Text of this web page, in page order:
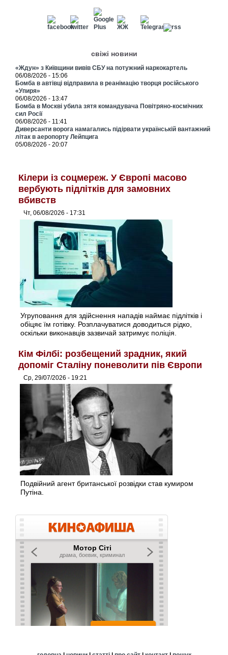
свіжі новини
«Ждун» з Київщини вивів СБУ на потужний наркокартель
06/08/2026 - 15:06
Бомба в автівці відправила в реанімацію творця російського
«Упиря»
06/08/2026 - 13:47
Бомба в Москві убила зятя командувача Повітряно-космічних
сил Росії
06/08/2026 - 11:41
Диверсанти ворога намагались підірвати українській вантажний
літак в аеропорту Лейпцига
05/08/2026 - 20:07
Кілери із соцмереж. У Європі масово
вербують підлітків для замовних
вбивств
Чт, 06/08/2026 - 17:31
Угруповання для здійснення нападів наймає підлітків і
обіцяє їм готівку. Розплачуватися доводиться рідко,
оскільки виконавців зазвичай затримує поліція.
Кім Філбі: розбещений зрадник, який
допоміг Сталіну поневолити пів Європи
Ср, 29/07/2026 - 19:21
Подвійний агент британської розвідки став кумиром
Путіна.